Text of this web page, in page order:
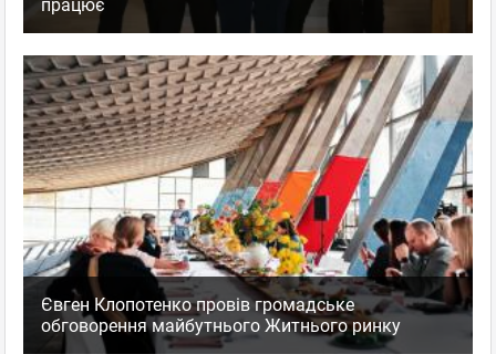
працює
Євген Клопотенко провів громадське
обговорення майбутнього Житнього ринку